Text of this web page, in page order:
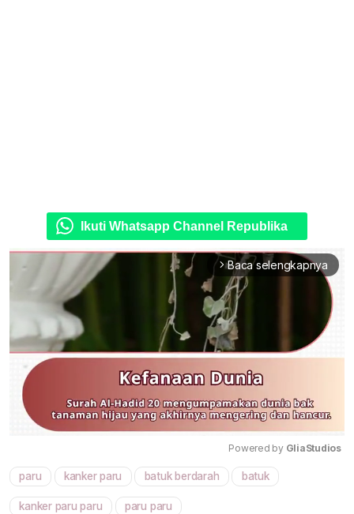
Ikuti Whatsapp Channel Republika
arrow_forward_ios Baca selengkapnya
Powered by GliaStudios
paru kanker paru batuk berdarah batuk
kanker paru paru paru paru